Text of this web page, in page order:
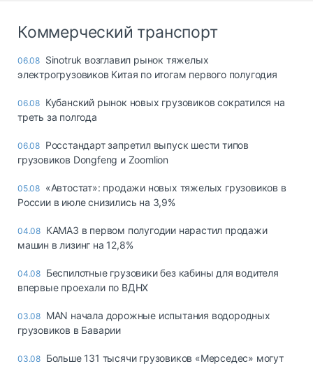
Коммерческий транспорт
06.08 Sinotruk возглавил рынок тяжелых
электрогрузовиков Китая по итогам первого полугодия
06.08 Кубанский рынок новых грузовиков сократился на
треть за полгода
06.08 Росстандарт запретил выпуск шести типов
грузовиков Dongfeng и Zoomlion
05.08 «Автостат»: продажи новых тяжелых грузовиков в
России в июле снизились на 3,9%
04.08 КАМАЗ в первом полугодии нарастил продажи
машин в лизинг на 12,8%
04.08 Беспилотные грузовики без кабины для водителя
впервые проехали по ВДНХ
03.08 MAN начала дорожные испытания водородных
грузовиков в Баварии
03.08 Больше 131 тысячи грузовиков «Мерседес» могут